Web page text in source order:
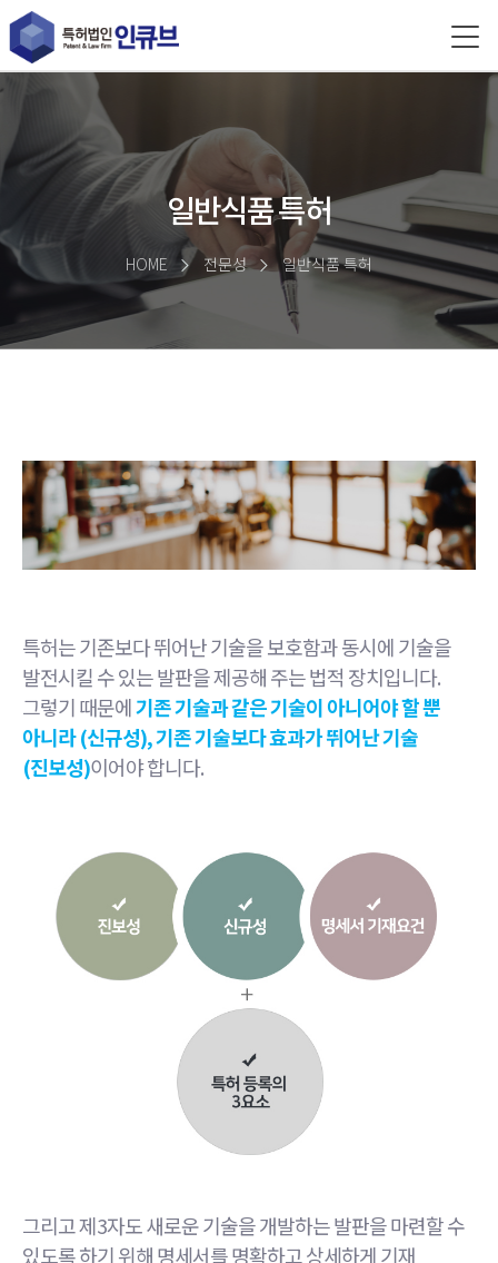
일반식품 특허
HOME 전문성 일반식품 특허
특허는 기존보다 뛰어난 기술을 보호함과 동시에 기술을
발전시킬 수 있는 발판을 제공해 주는 법적 장치입니다.
그렇기 때문에기존 기술과 같은 기술이 아니어야 할 뿐
아니라 (신규성), 기존 기술보다 효과가 뛰어난 기술
(진보성)이어야 합니다.
그리고 제3자도 새로운 기술을 개발하는 발판을 마련할 수
있도록 하기 위해 명세서를 명확하고 상세하게 기재